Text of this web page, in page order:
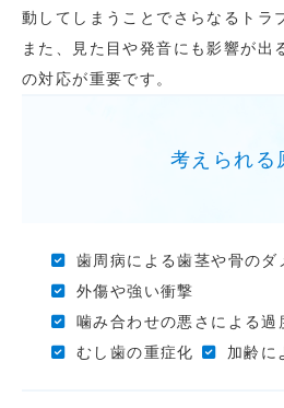
動してしまうことでさらなるトラ
また、見た目や発音にも影響が出
の対応が重要です。
考えられる
歯周病による歯茎や骨のダ
外傷や強い衝撃
噛み合わせの悪さによる過
むし歯の重症化
加齢に